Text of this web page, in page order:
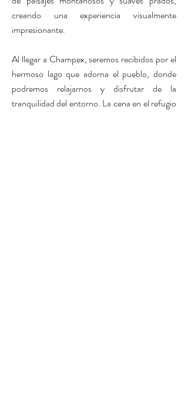
creando una experiencia visualmente
impresionante.
Al llegar a Champex, seremos recibidos por el
hermoso lago que adorna el pueblo, donde
podremos relajarnos y disfrutar de la
tranquilidad del entorno. La cena en el refugio